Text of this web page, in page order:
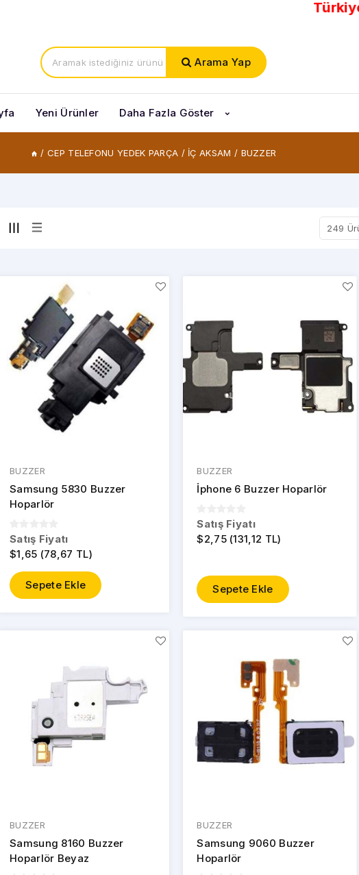
Türkiye'nin
Arama Yap
Yeni Ürünler Daha Fazla Göster
/ CEP TELEFONU YEDEK PARÇA / İÇ AKSAM / BUZZER
249
BUZZER
Samsung 5830 Buzzer
Hoparlör
Satış Fiyatı
$1,65 (78,67 TL)
Sepete Ekle
BUZZER
İphone 6 Buzzer Hoparlör
Satış Fiyatı
$2,75 (131,12 TL)
Sepete Ekle
BUZZER
Samsung 8160 Buzzer
Hoparlör Beyaz
BUZZER
Samsung 9060 Buzzer
Hoparlör